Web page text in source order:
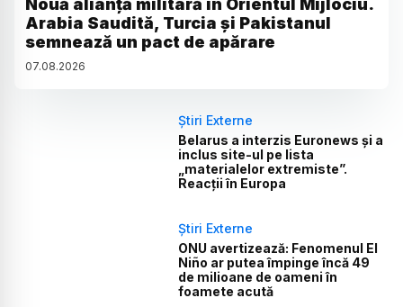
Arabia Saudită, Turcia și Pakistanul
semnează un pact de apărare
07.08.2026
Știri Externe
Belarus a interzis Euronews și a
inclus site-ul pe lista
„materialelor extremiste”.
Reacții în Europa
Știri Externe
ONU avertizează: Fenomenul El
Niño ar putea împinge încă 49
de milioane de oameni în
foamete acută